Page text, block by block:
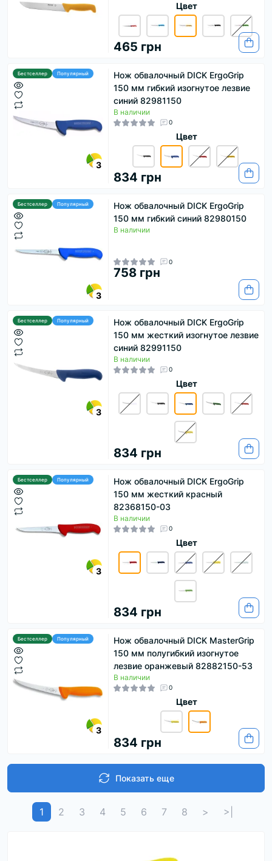
Цвет
465 грн
Бестселлер Популярный
3
Нож обвалочный DICK ErgoGrip
150 мм гибкий изогнутое лезвие
синий 82981150
В наличии
0
Цвет
834 грн
Бестселлер Популярный
3
Нож обвалочный DICK ErgoGrip
150 мм гибкий синий 82980150
В наличии
0
758 грн
Бестселлер Популярный
3
Нож обвалочный DICK ErgoGrip
150 мм жесткий изогнутое лезвие
синий 82991150
В наличии
0
Цвет
834 грн
Бестселлер Популярный
3
Нож обвалочный DICK ErgoGrip
150 мм жесткий красный
82368150-03
В наличии
0
Цвет
834 грн
Бестселлер Популярный
3
Нож обвалочный DICK MasterGrip
150 мм полугибкий изогнутое
лезвие оранжевый 82882150-53
В наличии
0
Цвет
834 грн
Показать еще
1 2 3 4 5 6 7 8 > >|